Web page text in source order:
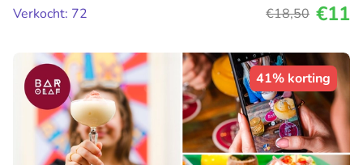
Verkocht: 72
€18,50 €11
41% korting